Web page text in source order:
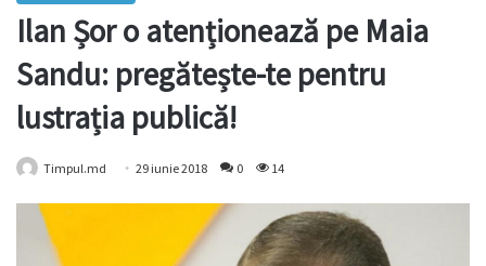
Ilan Șor o atenționează pe Maia
Sandu: pregătește-te pentru
lustrația publică!
Timpul.md 29 iunie 2018 0 14